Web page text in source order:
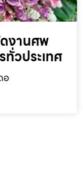
งานศพ
วประเทศ
อ